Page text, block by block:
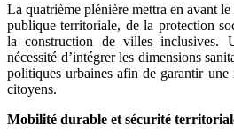
La quatrième plénière mettra en avant
publique territoriale, de la protection
la construction de villes inclusives.
nécessité d’intégrer les dimensions
politiques urbaines afin de garantir
citoyens.
Mobilité durable et sécurité